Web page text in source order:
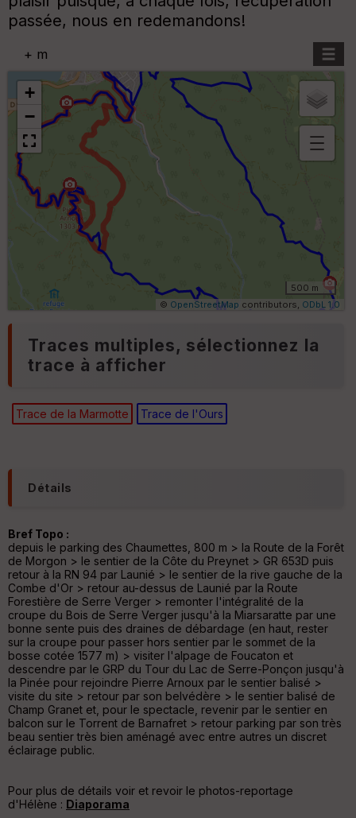
passée, nous en redemandons!
+ m
+
−
Aff
ar
ar
é
Tr
an
sp
ce
Po
int
illé
s
500 m
© OpenStreetMap contributors, ODbL 1.0
Traces multiples, sélectionnez la
trace à afficher
Trace de la Marmotte Trace de l'Ours
Détails
Bref Topo :
depuis le parking des Chaumettes, 800 m > la Route de la Forêt
de Morgon > le sentier de la Côte du Preynet > GR 653D puis
retour à la RN 94 par Launié > le sentier de la rive gauche de la
Combe d'Or > retour au-dessus de Launié par la Route
Forestière de Serre Verger > remonter l'intégralité de la
croupe du Bois de Serre Verger jusqu'à la Miarsaratte par une
bonne sente puis des draines de débardage (en haut, rester
sur la croupe pour passer hors sentier par le sommet de la
bosse cotée 1577 m) > visiter l'alpage de Foucaton et
descendre par le GRP du Tour du Lac de Serre-Ponçon jusqu'à
la Pinée pour rejoindre Pierre Arnoux par le sentier balisé >
visite du site > retour par son belvédère > le sentier balisé de
Champ Granet et, pour le spectacle, revenir par le sentier en
balcon sur le Torrent de Barnafret > retour parking par son très
beau sentier très bien aménagé avec entre autres un discret
éclairage public.
Pour plus de détails voir et revoir le photos-reportage
d'Hélène : Diaporama